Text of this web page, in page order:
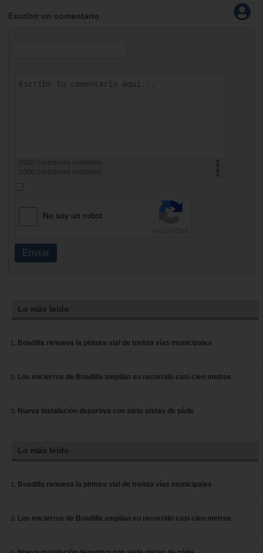
Escribir un comentario
1000
caracteres restantes
1000
caracteres restantes
No soy un robot
Enviar
Lo más leído
Boadilla renueva la pintura vial de treinta vías municipales
Los encierros de Boadilla amplían su recorrido casi cien metros
Nueva instalación deportiva con siete pistas de páde
Lo más leído
Boadilla renueva la pintura vial de treinta vías municipales
Los encierros de Boadilla amplían su recorrido casi cien metros